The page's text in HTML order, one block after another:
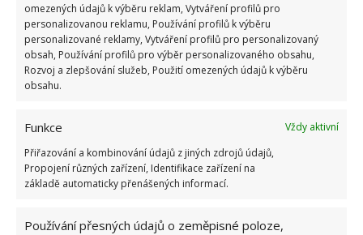
omezených údajů k výběru reklam, Vytváření profilů pro
personalizovanou reklamu, Používání profilů k výběru
personalizované reklamy, Vytváření profilů pro personalizovaný
obsah, Používání profilů pro výběr personalizovaného obsahu,
Rozvoj a zlepšování služeb, Použití omezených údajů k výběru
obsahu.
Funkce
Vždy aktivní
Přiřazování a kombinování údajů z jiných zdrojů údajů,
Propojení různých zařízení, Identifikace zařízení na
základě automaticky přenášených informací.
Používání přesných údajů o zeměpisné poloze,